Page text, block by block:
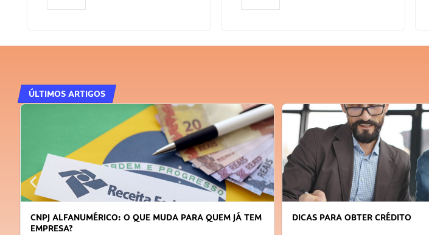
ÚLTIMOS ARTIGOS
CNPJ ALFANUMÉRICO: O QUE MUDA PARA QUEM JÁ TEM
EMPRESA?
DICAS PARA OBTER CRÉDITO